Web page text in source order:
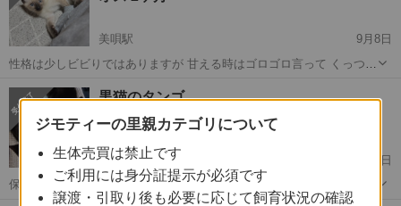
美唄駅
9月8日
性格は少しビビりではありますが 甘える時はゴロゴロ言って くっつい
す 譲渡後は緊張しますので 少しビビりが出ると思いますが 2、3日で
慣れます。 駆虫薬は...
北海道 美唄市 美唄駅 猫
黒猫のタンゴ
メス 2ヶ月
美唄駅
8月31日
保護猫になります。 2匹とも目がクリクリで元気に走り回って毎日運
動会です なるべく2匹一緒にお願いします。 保護してから病院は行っ
ジモティーの里親カテゴリについて
生体売買は禁止です
ご利用には身分証提示が必須です
譲渡・引取り後も必要に応じて飼育状況の確認